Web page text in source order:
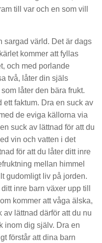
till var och en som vill
sargad värld. Det är dags
kommer att fyllas
och med porlande
två, låter din själs
låter den bära frukt.
faktum. Dra en suck av
de eviga källorna via
suck av lättnad för att du
vin och vatten i det
för att du låter ditt inre
mellan himmel
gudomligt liv på jorden.
inre barn växer upp till
kommer att våga älska,
lättnad därför att du nu
inom dig själv. Dra en
förstår att dina barn